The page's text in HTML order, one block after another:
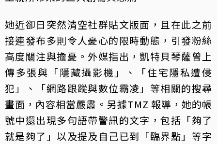
她近卻日突然清空社群貼文版面，且在此之前
接連發布多則令人憂心的限時動態，引發粉絲
高度關注與擔憂。外媒指出，凱特貝琴薩曾上
傳多張與「隱藏攝影機」、「住宅隱私遭侵
犯」、「網路跟蹤與數位霸凌」等相關的搜尋
畫面，內容相當嚴肅。另據TMZ 報導，她的帳
號中還出現多句語帶警訊的文字，包括「夠了
就是夠了」以及提及自己已到「臨界點」等字